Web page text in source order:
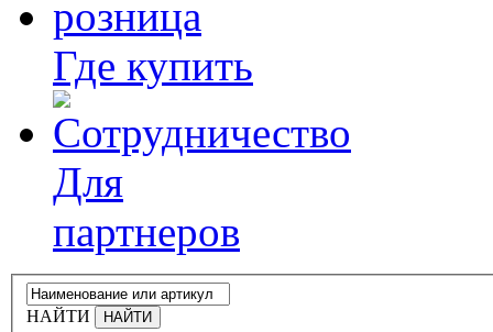
Где купить
Для
партнеров
НАЙТИ